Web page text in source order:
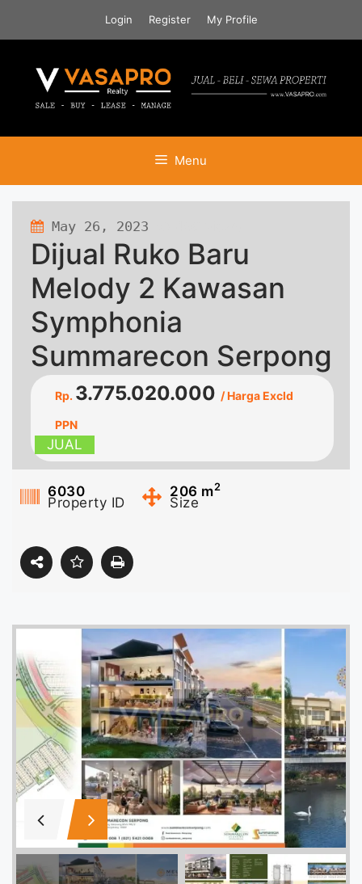
Login Register My Profile
Menu
May 26, 2023
Dijual Ruko Baru
Melody 2 Kawasan
Symphonia
Summarecon Serpong
Rp. 3.775.020.000 / Harga Excld
PPN
JUAL
6030
Property ID
206 m2
Size